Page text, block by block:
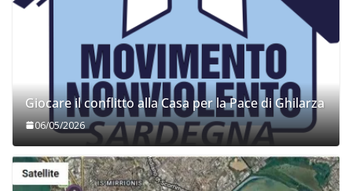
Giocare il conflitto alla Casa per la Pace di Ghilarza
06/05/2026